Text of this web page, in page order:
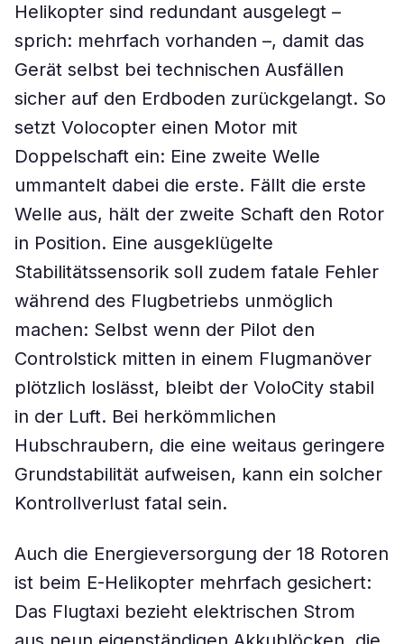
Helikopter sind redundant ausgelegt –
sprich: mehrfach vorhanden –, damit das
Gerät selbst bei technischen Ausfällen
sicher auf den Erdboden zurückgelangt. So
setzt Volocopter einen Motor mit
Doppelschaft ein: Eine zweite Welle
ummantelt dabei die erste. Fällt die erste
Welle aus, hält der zweite Schaft den Rotor
in Position. Eine ausgeklügelte
Stabilitätssensorik soll zudem fatale Fehler
während des Flugbetriebs unmöglich
machen: Selbst wenn der Pilot den
Controlstick mitten in einem Flugmanöver
plötzlich loslässt, bleibt der VoloCity stabil
in der Luft. Bei herkömmlichen
Hubschraubern, die eine weitaus geringere
Grundstabilität aufweisen, kann ein solcher
Kontrollverlust fatal sein.
Auch die Energieversorgung der 18 Rotoren
ist beim E-Helikopter mehrfach gesichert:
Das Flugtaxi bezieht elektrischen Strom